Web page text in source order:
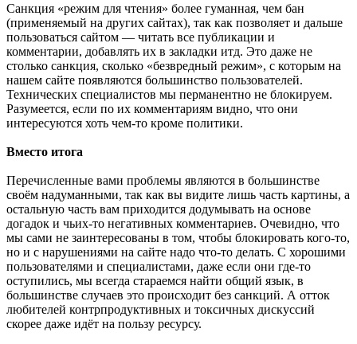
Санкция «режим для чтения» более гуманная, чем бан
(применяемый на других сайтах), так как позволяет и дальше
пользоваться сайтом — читать все публикации и
комментарии, добавлять их в закладки итд. Это даже не
столько санкция, сколько «безвредный режим», с которым на
нашем сайте появляются большинство пользователей.
Технических специалистов мы перманентно не блокируем.
Разумеется, если по их комментариям видно, что они
интересуются хоть чем-то кроме политики.
Вместо итога
Перечисленные вами проблемы являются в большинстве
своём надуманными, так как вы видите лишь часть картины, а
остальную часть вам приходится додумывать на основе
догадок и чьих-то негативных комментариев. Очевидно, что
мы сами не заинтересованы в том, чтобы блокировать кого-то,
но и с нарушениями на сайте надо что-то делать. С хорошими
пользователями и специалистами, даже если они где-то
оступились, мы всегда стараемся найти общий язык, в
большинстве случаев это происходит без санкций. А отток
любителей контрпродуктивных и токсичных дискуссий
скорее даже идёт на пользу ресурсу.